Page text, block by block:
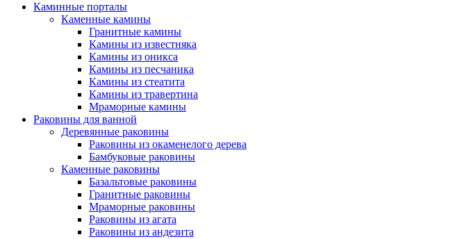
Каминные порталы
Каменные камины
Гранитные камины
Камины из известняка
Камины из оникса
Камины из песчаника
Камины из стеатита
Камины из травертина
Мраморные камины
Раковины для ванной
Деревянные раковины
Раковины из окаменелого дерева
Бамбуковые раковины
Каменные раковины
Базальтовые раковины
Гранитные раковины
Мраморные раковины
Раковины из агата
Раковины из андезита